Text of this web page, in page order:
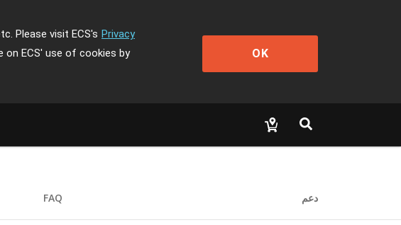
Please visit ECS's Privacy
on ECS' use of cookies by
OK
FAQ دعم